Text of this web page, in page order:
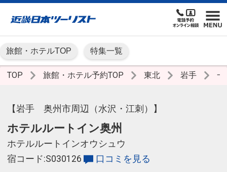
旅館・ホテルTOP 特集一覧
TOP 旅館・ホテル予約TOP 東北 岩手
【岩手 奥州市周辺（水沢・江刺）】
ホテルルートイン奥州
ホテルルートインオウシュウ
宿コード:S030126
口コミを見る